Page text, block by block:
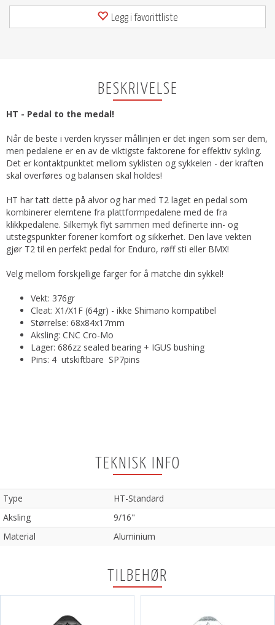
Legg i favorittliste
BESKRIVELSE
HT - Pedal to the medal!
Når de beste i verden krysser mållinjen er det ingen som ser dem,
men pedalene er en av de viktigste faktorene for effektiv sykling.
Det er kontaktpunktet mellom syklisten og sykkelen - der kraften
skal overføres og balansen skal holdes!
HT har tatt dette på alvor og har med T2 laget en pedal som
kombinerer elemtene fra plattformpedalene med de fra
klikkpedalene. Silkemyk flyt sammen med definerte inn- og
utstegspunkter forener komfort og sikkerhet. Den lave vekten
gjør T2 til en perfekt pedal for Enduro, røff sti eller BMX!
Velg mellom forskjellige farger for å matche din sykkel!
Vekt: 376gr
Cleat: X1/X1F (64gr) - ikke Shimano kompatibel
Størrelse: 68x84x17mm
Aksling: CNC Cro-Mo
Lager: 686zz sealed bearing + IGUS bushing
Pins: 4 utskiftbare SP7pins
TEKNISK INFO
Type
HT-Standard
Aksling
9/16"
Material
Aluminium
TILBEHØR